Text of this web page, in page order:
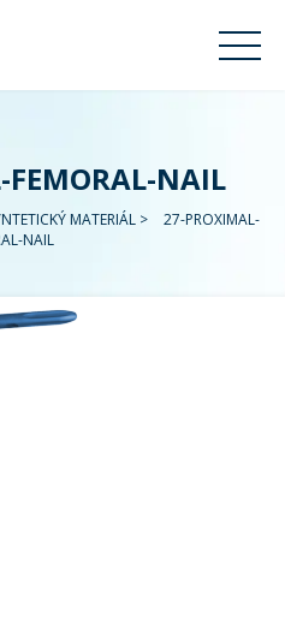
NAIL
MATERIÁL>
27-PROXIMAL-
NAIL